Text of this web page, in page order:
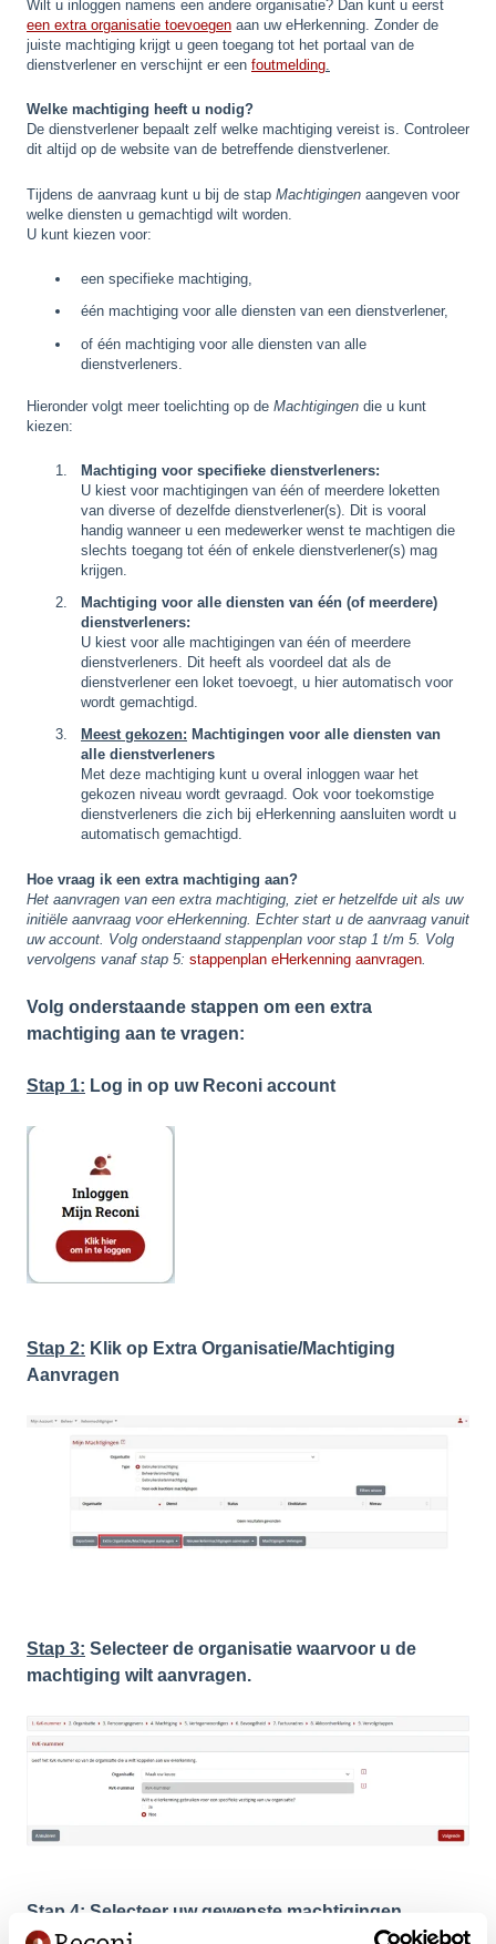
Wilt u inloggen namens een andere organisatie? Dan kunt u eerst
een extra organisatie toevoegen aan uw eHerkenning. Zonder de
juiste machtiging krijgt u geen toegang tot het portaal van de
dienstverlener en verschijnt er een foutmelding.
Welke machtiging heeft u nodig?
De dienstverlener bepaalt zelf welke machtiging vereist is. Controleer
dit altijd op de website van de betreffende dienstverlener.
Tijdens de aanvraag kunt u bij de stap Machtigingen aangeven voor
welke diensten u gemachtigd wilt worden.
U kunt kiezen voor:
een specifieke machtiging,
één machtiging voor alle diensten van een dienstverlener,
of één machtiging voor alle diensten van alle
dienstverleners.
Hieronder volgt meer toelichting op de Machtigingen die u kunt
kiezen:
Machtiging voor specifieke dienstverleners:
U kiest voor machtigingen van één of meerdere loketten
van diverse of dezelfde dienstverlener(s). Dit is vooral
handig wanneer u een medewerker wenst te machtigen die
slechts toegang tot één of enkele dienstverlener(s) mag
krijgen.
Machtiging voor alle diensten van één (of meerdere)
dienstverleners:
U kiest voor alle machtigingen van één of meerdere
dienstverleners. Dit heeft als voordeel dat als de
dienstverlener een loket toevoegt, u hier automatisch voor
wordt gemachtigd.
Meest gekozen: Machtigingen voor alle diensten van
alle dienstverleners
Met deze machtiging kunt u overal inloggen waar het
gekozen niveau wordt gevraagd. Ook voor toekomstige
dienstverleners die zich bij eHerkenning aansluiten wordt u
automatisch gemachtigd.
Hoe vraag ik een extra machtiging aan?
Het aanvragen van een extra machtiging, ziet er hetzelfde uit als uw
initiële aanvraag voor eHerkenning. Echter start u de aanvraag vanuit
uw account. Volg onderstaand stappenplan voor stap 1 t/m 5. Volg
vervolgens vanaf stap 5: stappenplan eHerkenning aanvragen
Volg onderstaande stappen om een extra
machtiging aan te vragen:
Stap 1: Log in op uw Reconi account
Stap 2: Klik op Extra Organisatie/Machtiging
Aanvragen
Stap 3: Selecteer de organisatie waarvoor u de
machtiging wilt aanvragen.
Stap 4: Selecteer uw gewenste machtigingen